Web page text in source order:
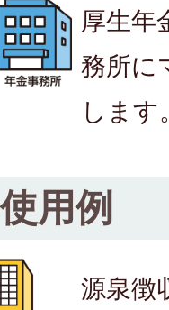
厚生年
務所に
します
用例
源泉徴